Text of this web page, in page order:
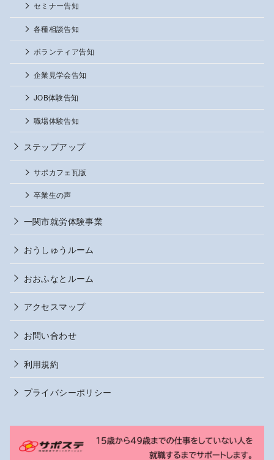
セミナー告知
各種相談告知
ボランティア告知
企業見学会告知
JOB体験告知
職場体験告知
ステップアップ
サポカフェ瓦版
卒業生の声
一関市就労体験事業
おうしゅうルーム
おおふなとルーム
アクセスマップ
お問い合わせ
利用規約
プライバシーポリシー